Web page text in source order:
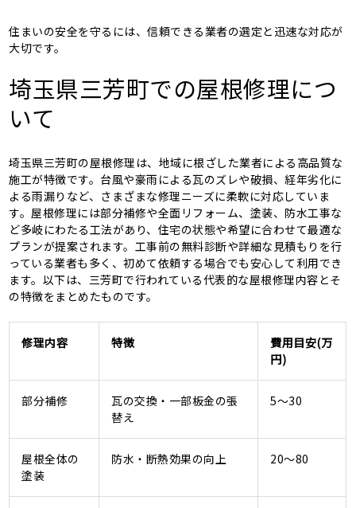
住まいの安全を守るには、信頼できる業者の選定と迅速な対応が
大切です。
埼玉県三芳町での屋根修理につ
いて
埼玉県三芳町の屋根修理は、地域に根ざした業者による高品質な
施工が特徴です。台風や豪雨による瓦のズレや破損、経年劣化に
よる雨漏りなど、さまざまな修理ニーズに柔軟に対応していま
す。屋根修理には部分補修や全面リフォーム、塗装、防水工事な
ど多岐にわたる工法があり、住宅の状態や希望に合わせて最適な
プランが提案されます。工事前の無料診断や詳細な見積もりを行
っている業者も多く、初めて依頼する場合でも安心して利用でき
ます。以下は、三芳町で行われている代表的な屋根修理内容とそ
の特徴をまとめたものです。
修理内容 特徴
費用目安(万
円)
部分補修
瓦の交換・一部板金の張
替え
5～30
屋根全体の
塗装
防水・断熱効果の向上 20～80